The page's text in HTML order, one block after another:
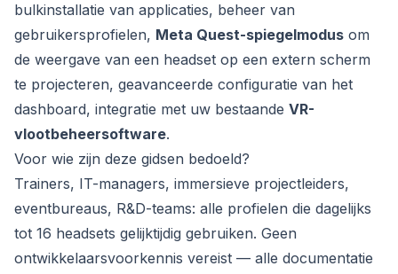
bulkinstallatie van applicaties, beheer van
gebruikersprofielen, Meta Quest-spiegelmodus om
de weergave van een headset op een extern scherm
te projecteren, geavanceerde configuratie van het
dashboard, integratie met uw bestaande VR-
vlootbeheersoftware.
Voor wie zijn deze gidsen bedoeld?
Trainers, IT-managers, immersieve projectleiders,
eventbureaus, R&D-teams: alle profielen die dagelijks
tot 16 headsets gelijktijdig gebruiken. Geen
ontwikkelaarsvoorkennis vereist — alle documentatie